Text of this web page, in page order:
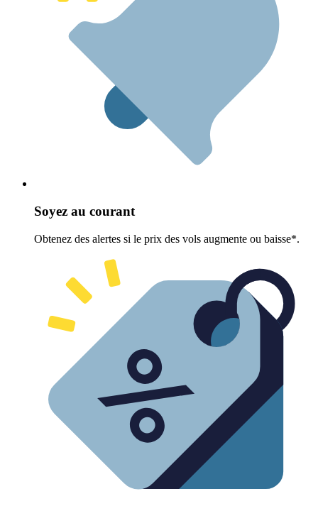
Soyez au courant
Obtenez des alertes si le prix des vols augmente ou baisse*.